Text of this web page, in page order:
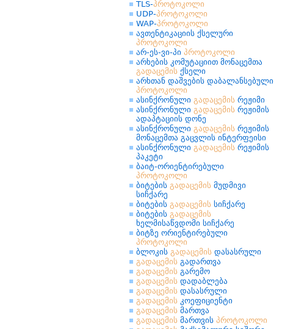
TLS-პროტოკოლი
UDP-პროტოკოლი
WAP-პროტოკოლი
ავთენტიკაციის ქსელური
პროტოკოლი
არ-ეს-ვი-პი პროტოკოლი
არხების კომუტაციით მონაცემთა
გადაცემის ქსელი
არხთან დაშვების დაბალანსებული
პროტოკოლი
ასინქრონული გადაცემის რეჟიმი
ასინქრონული გადაცემის რეჟიმის
ადაპტაციის დონე
ასინქრონული გადაცემის რეჟიმის
მონაცემთა გაცვლის ინტერფეისი
ასინქრონული გადაცემის რეჟიმის
პაკეტი
ბაიტ-ორიენტირებული
პროტოკოლი
ბიტების გადაცემის მუდმივი
სიჩქარე
ბიტების გადაცემის სიჩქარე
ბიტების გადაცემის
ხელმისაწვდომი სიჩქარე
ბიტზე ორიენტირებული
პროტოკოლი
ბლოკის გადაცემის დასასრული
გადაცემის გადართვა
გადაცემის გარემო
გადაცემის დადაბლება
გადაცემის დასასრული
გადაცემის კოეფიციენტი
გადაცემის მართვა
გადაცემის მართვის პროტოკოლი